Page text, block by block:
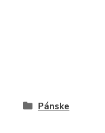
Pánske